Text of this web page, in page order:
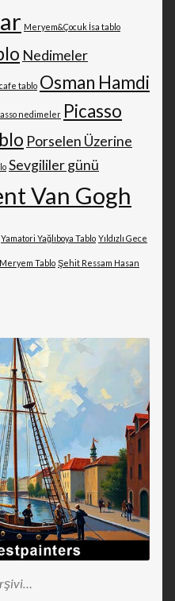
Meryem&Çocuk İsa tablo
Nedimeler
tablo Osman Hamdi
nedimeler Picasso
Porselen Üzerine
Sevgililer günü
Van Gogh
Yamatori Yağlıboya Tablo Yıldızlı Gece
Tablo Şehit Ressam Hasan